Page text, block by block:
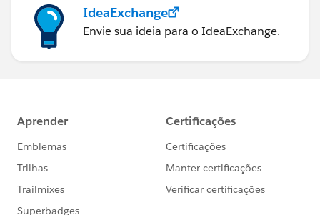
IdeaExchange
Envie sua ideia para o IdeaExchange.